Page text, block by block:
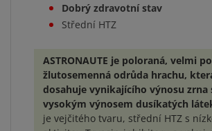
Dobrý zdravotní stav
Střední HTZ
ASTRONAUTE je poloraná, velmi
žlutosemenná odrůda hrachu,
dosahuje vynikajícího výnosu zrna
vysokým výnosem dusíkatých
je vejčitého tvaru, střední HTZ s